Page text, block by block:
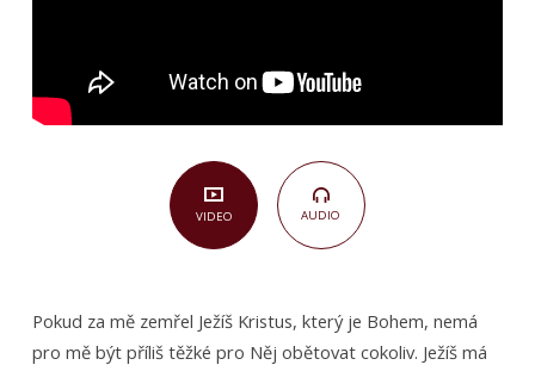
VIDEO AUDIO
Pokud za mě zemřel Ježíš Kristus, který je Bohem, nemá
pro mě být příliš těžké pro Něj obětovat cokoliv. Ježíš má